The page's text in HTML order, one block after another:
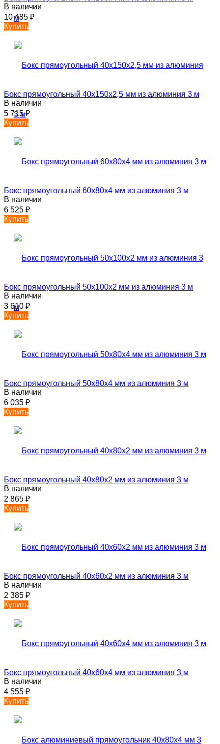
В наличии
10 485 ₽
Купить
Бокс прямоугольный 40х150х2,5 мм из алюминия 3 м
В наличии
5 715₽
Купить
Бокс прямоугольный 60х80х4 мм из алюминия 3 м
В наличии
6 525 ₽
Купить
Бокс прямоугольный 50х100х2 мм из алюминия 3 м
В наличии
3 610 ₽
Купить
Бокс прямоугольный 50х80х4 мм из алюминия 3 м
В наличии
6 035 ₽
Купить
Бокс прямоугольный 40х80х2 мм из алюминия 3 м
В наличии
2 865 ₽
Купить
Бокс прямоугольный 40х60х2 мм из алюминия 3 м
В наличии
2 385 ₽
Купить
Бокс прямоугольный 40х60х4 мм из алюминия 3 м
В наличии
4 555 ₽
Купить